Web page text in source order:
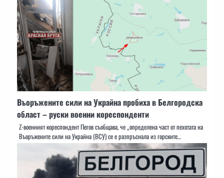
Въоръжените сили на Украйна пробиха в Белгородска
област – руски военни кореспонденти
Z-военният кореспондент Пегов съобщава, че „определена част от пехотата на
Въоръжените сили на Украйна (ВСУ) се е разпръснала из горските…